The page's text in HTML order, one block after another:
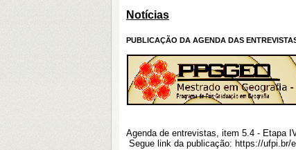
Notícias
PUBLICAÇÃO DA AGENDA DAS
Agenda de entrevistas, item 5.4 - Etapa
Segue link da publicação: https://ufpi.br/